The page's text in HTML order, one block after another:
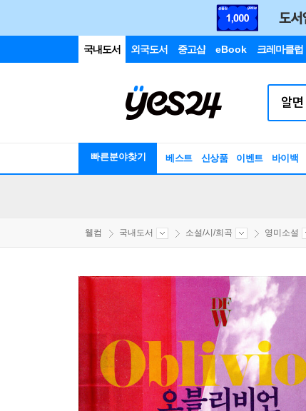
국내도서 외국도서 중고샵 eBook 크레마클럽
빠른분야찾기 베스트 신상품 이벤트 바이백
웰컴 국내도서 소설/시/희곡 영미소설